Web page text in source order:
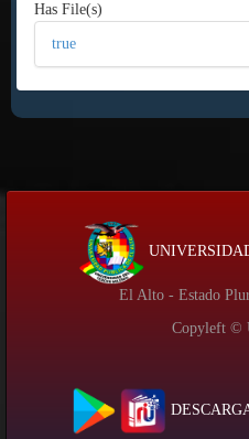
Has File(s)
true
El Alto - Estado
Copyleft ©